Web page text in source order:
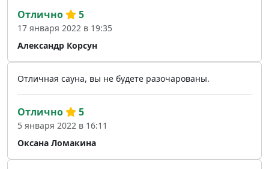
Александр Корсун
Отлично 5
17 января 2022 в 19:35
Отличная сауна, вы не будете разочарованы.
Оксана Ломакина
Отлично 5
5 января 2022 в 16:11